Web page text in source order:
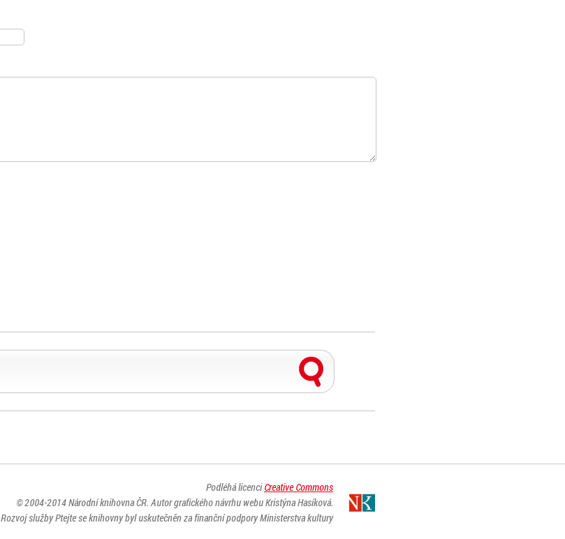
Podléhá licenciCreative Commons
© 2004-2014Národní knihovna ČR. Autor grafického návrhu webu Kristýna Hasíková.
Rozvoj služby Ptejte se knihovny byl uskutečněn za finanční podpory Ministerstva kultury